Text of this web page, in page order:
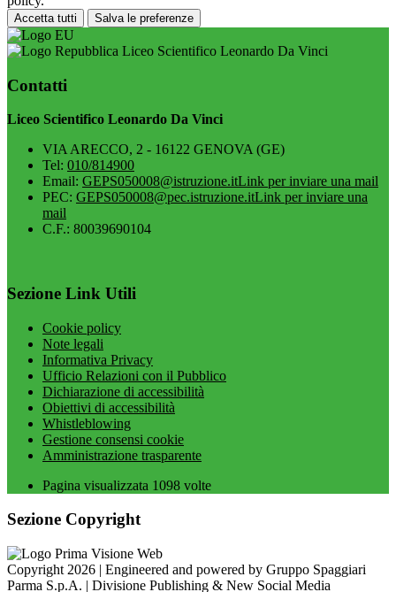
Accetta tutti Salva le preferenze
Liceo Scientifico Leonardo Da Vinci
Contatti
Liceo Scientifico Leonardo Da Vinci
VIA ARECCO, 2 - 16122 GENOVA (GE)
Tel: 010/814900
Email: GEPS050008@istruzione.itLink per inviare una mail
PEC: GEPS050008@pec.istruzione.itLink per inviare una
mail
C.F.: 80039690104
Sezione Link Utili
Cookie policy
Note legali
Informativa Privacy
Ufficio Relazioni con il Pubblico
Dichiarazione di accessibilità
Obiettivi di accessibilità
Whistleblowing
Gestione consensi cookie
Amministrazione trasparente
Pagina visualizzata 1098 volte
Sezione Copyright
Copyright 2026 | Engineered and powered by Gruppo Spaggiari
Parma S.p.A. | Divisione Publishing & New Social Media